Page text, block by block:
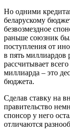
Но одними
беларускому
безвозмездное
раньше союзник
поступления от
в пять
рассчитывает
миллиарда – это
бюджета.
Сделав ставку на
правительство
спонсор у него
отличаются